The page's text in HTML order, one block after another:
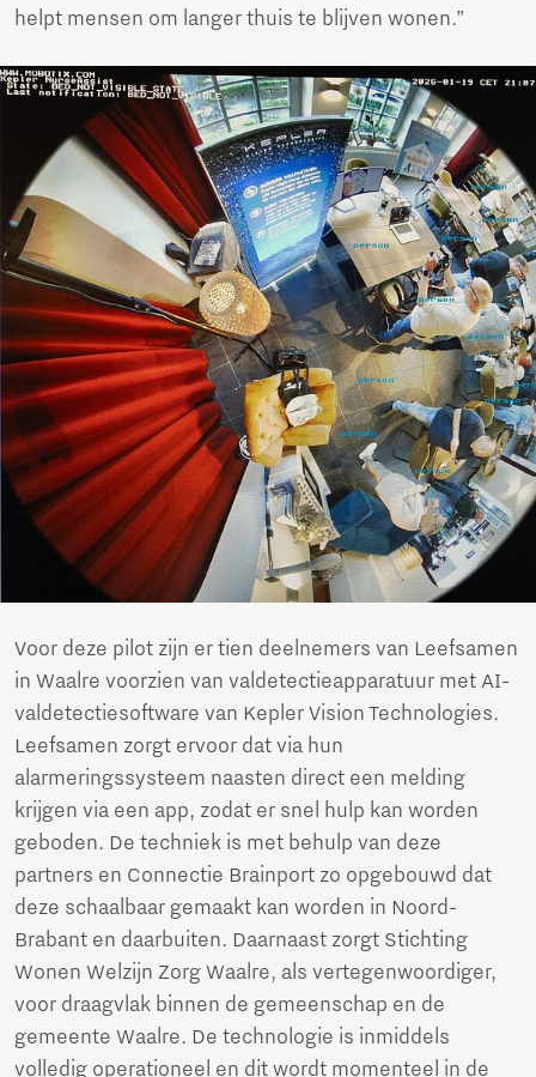
helpt mensen om langer thuis te blijven wonen.”
Voor deze pilot zijn er tien deelnemers van Leefsamen
in Waalre voorzien van valdetectieapparatuur met AI-
valdetectiesoftware van Kepler Vision Technologies.
Leefsamen zorgt ervoor dat via hun
alarmeringssysteem naasten direct een melding
krijgen via een app, zodat er snel hulp kan worden
geboden. De techniek is met behulp van deze
partners en Connectie Brainport zo opgebouwd dat
deze schaalbaar gemaakt kan worden in Noord-
Brabant en daarbuiten. Daarnaast zorgt Stichting
Wonen Welzijn Zorg Waalre, als vertegenwoordiger,
voor draagvlak binnen de gemeenschap en de
gemeente Waalre. De technologie is inmiddels
volledig operationeel en dit wordt momenteel in de